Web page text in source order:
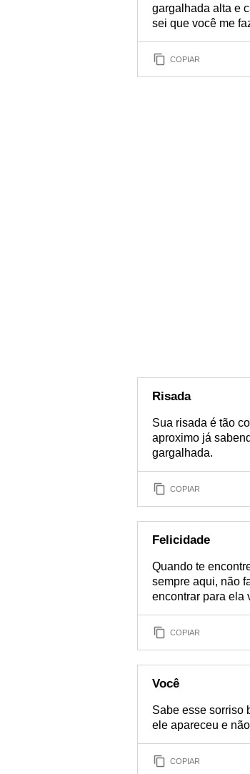
gargalhada alta e
sei que você me
COPIAR
Risada
Sua risada é tão
aproximo já
gargalhada.
COPIAR
Felicidade
Quando te
sempre aqui, não
encontrar para ela
COPIAR
Você
Sabe esse sorriso
ele apareceu e
COPIAR